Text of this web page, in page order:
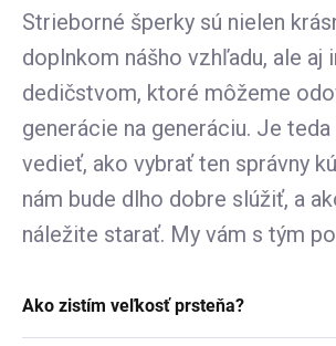
Strieborné šperky sú nielen
doplnkom nášho vzhľadu, ale aj
dedičstvom, ktoré môžeme
generácie na generáciu. Je
vedieť, ako vybrať ten správny
nám bude dlho dobre slúžiť, a
náležite starať. My vám s tým
Ako zistím veľkosť prsteňa?